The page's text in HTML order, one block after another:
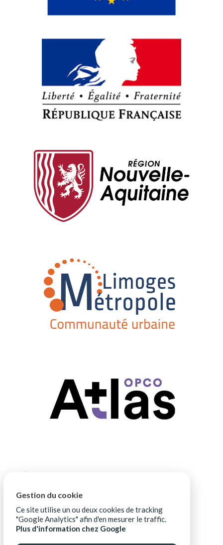
Gestion du cookie
Ce site utilise un ou deux cookies de tracking
"Google Analytics" afin d'en mesurer le traffic.
Plus d'information chez Google